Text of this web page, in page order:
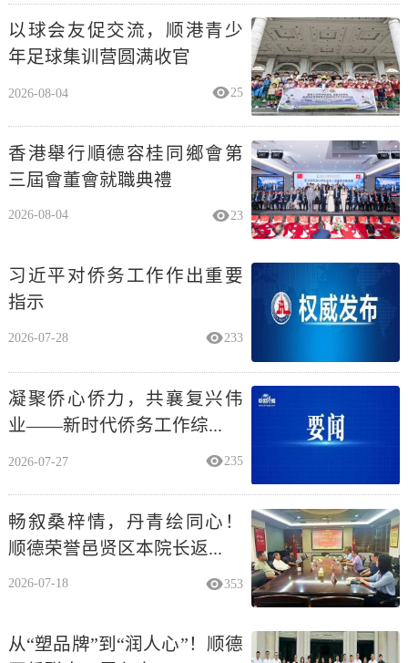
以球会友促交流，顺港青少
年足球集训营圆满收官
2026-08-04 25
香港舉行順德容桂同鄉會第
三屆會董會就職典禮
2026-08-04 23
习近平对侨务工作作出重要
指示
2026-07-28 233
凝聚侨心侨力，共襄复兴伟
业——新时代侨务工作综...
2026-07-27 235
畅叙桑梓情，丹青绘同心！
顺德荣誉邑贤区本院长返...
2026-07-18 353
从“塑品牌”到“润人心”！顺德